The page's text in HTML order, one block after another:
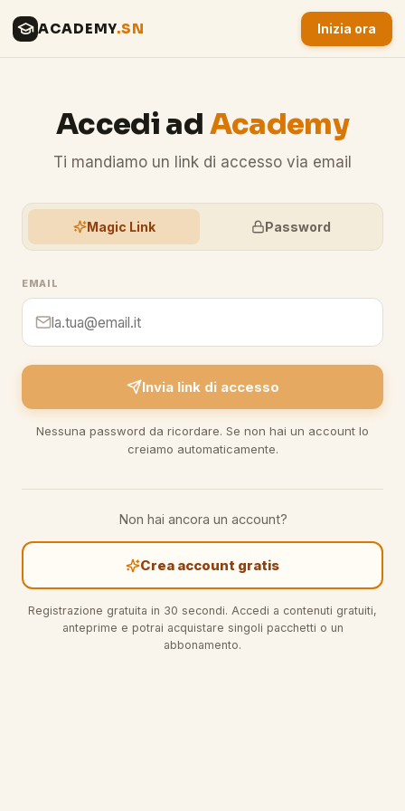
ACADEMY.SN Inizia ora
Accedi ad Academy
Ti mandiamo un link di accesso via email
Magic Link Password
EMAIL
Invia link di accesso
Nessuna password da ricordare. Se non hai un account lo
creiamo automaticamente.
Non hai ancora un account?
Crea account gratis
Registrazione gratuita in 30 secondi. Accedi a contenuti gratuiti,
anteprime e potrai acquistare singoli pacchetti o un
abbonamento.